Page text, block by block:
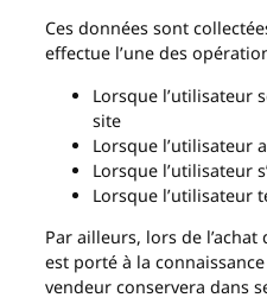
Ces données sont
effectue l’une des
Lorsque l’utilisateur
site
Lorsque l’utilisateur
Lorsque l’utilisateur
Lorsque l’utilisateur
Par ailleurs, lors de
est porté à la
vendeur conservera dans